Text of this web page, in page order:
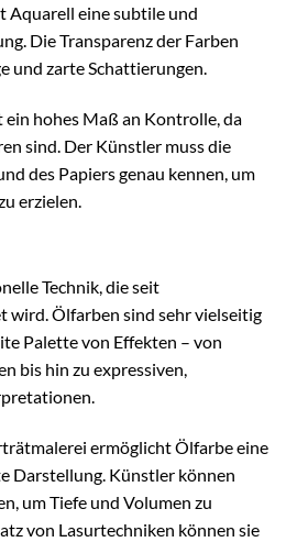
Aquarell eine subtile und
Die Transparenz der Farben
und zarte Schattierungen.
hohes Maß an Kontrolle, da
sind. Der Künstler muss die
des Papiers genau kennen, um
erzielen.
Technik, die seit
wird. Ölfarben sind sehr vielseitig
Palette von Effekten – von
bis hin zu expressiven,
ermöglicht Ölfarbe eine
Darstellung. Künstler können
um Tiefe und Volumen zu
von Lasurtechniken können sie